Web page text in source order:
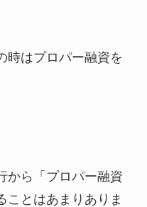
時はプロパー融資を
から「プロパー融資
ことはあまりありま